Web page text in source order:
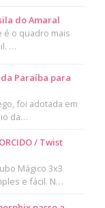
do Amaral
é o quadro mais
…
Paraíba para
foi adotada em
da…
/ Twist
Mágico 3x3
e fácil. N…